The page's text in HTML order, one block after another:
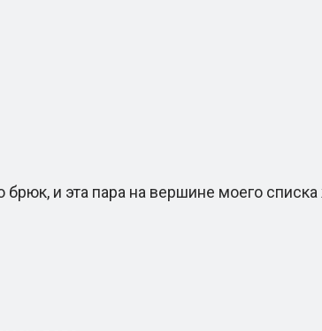
и эта пара на вершине моего списка